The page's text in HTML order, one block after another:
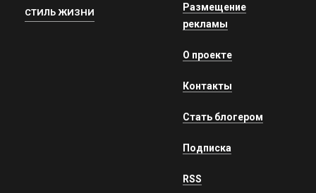
СТИЛЬ ЖИЗНИ
Размещение
рекламы
О проекте
Контакты
Стать блогером
Подписка
RSS